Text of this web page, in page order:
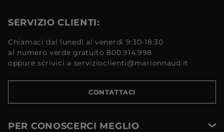
SERVIZIO CLIENTI:
Chiamaci dal lunedì al venerdì 9:30-18:30
al numero verde gratuito 800.914.998
oppure scrivici a servizioclienti@marionnaud.it
CONTATTACI
PER CONOSCERCI MEGLIO